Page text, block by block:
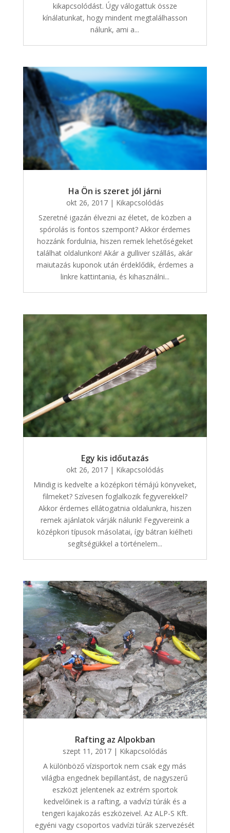
kikapcsolódást. Úgy válogattuk össze
kínálatunkat, hogy mindent megtalálhasson
nálunk, ami a...
Ha Ön is szeret jól járni
okt 26, 2017| Kikapcsolódás
Szeretné igazán élvezni az életet, de közben a
spórolás is fontos szempont? Akkor érdemes
hozzánk fordulnia, hiszen remek lehetőségeket
találhat oldalunkon! Akár a gulliver szállás, akár
maiutazás kuponok után érdeklődik, érdemes a
linkre kattintania, és kihasználni...
Egy kis időutazás
okt 26, 2017| Kikapcsolódás
Mindig is kedvelte a középkori témájú könyveket,
filmeket? Szívesen foglalkozik fegyverekkel?
Akkor érdemes ellátogatnia oldalunkra, hiszen
remek ajánlatok várják nálunk! Fegyvereink a
középkori típusok másolatai, így bátran kiélheti
segítségükkel a történelem...
Rafting az Alpokban
szept 11, 2017| Kikapcsolódás
A különböző vízisportok nem csak egy más
világba engednek bepillantást, de nagyszerű
eszközt jelentenek az extrém sportok
kedvelőinek is a rafting, a vadvízi túrák és a
tengeri kajakozás eszközeivel. Az ALP-S Kft.
egyéni vagy csoportos vadvízi túrák szervezését